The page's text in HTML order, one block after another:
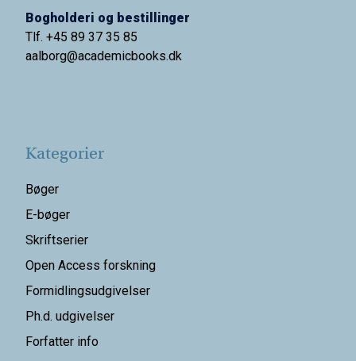
Bogholderi og bestillinger
Tlf. +45 89 37 35 85
aalborg@academicbooks.dk
Kategorier
Bøger
E-bøger
Skriftserier
Open Access forskning
Formidlingsudgivelser
Ph.d. udgivelser
Forfatter info